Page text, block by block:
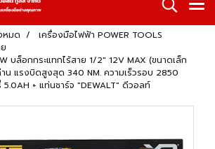
หมด
เครื่องมือไฟฟ้า POWER TOOLS
บล็อกกระแทกไร้สาย 1/2" 12V MAX (ขนาดเล็ก
าน แรงบิดสูงสุด 340 NM. ความเร็วรอบ 2850
+ แท่นชาร์จ "DEWALT" ดีวอลท์